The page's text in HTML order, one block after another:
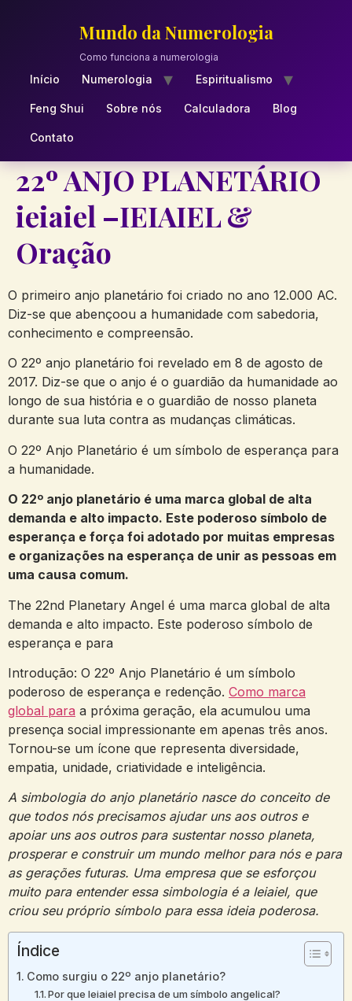
Mundo da Numerologia
Como funciona a numerologia
Início Numerologia Espiritualismo
Feng Shui Sobre nós Calculadora Blog
Contato
22º ANJO PLANETÁRIO
ieiaiel –IEIAIEL &
Oração
O primeiro anjo planetário foi criado no ano 12.000 AC.
Diz-se que abençoou a humanidade com sabedoria,
conhecimento e compreensão.
O 22º anjo planetário foi revelado em 8 de agosto de
2017. Diz-se que o anjo é o guardião da humanidade ao
longo de sua história e o guardião de nosso planeta
durante sua luta contra as mudanças climáticas.
O 22º Anjo Planetário é um símbolo de esperança para
a humanidade.
O 22º anjo planetário é uma marca global de alta
demanda e alto impacto. Este poderoso símbolo de
esperança e força foi adotado por muitas empresas
e organizações na esperança de unir as pessoas em
uma causa comum.
The 22nd Planetary Angel é uma marca global de alta
demanda e alto impacto. Este poderoso símbolo de
esperança e para
Introdução: O 22º Anjo Planetário é um símbolo
poderoso de esperança e redenção. Como marca
global para a próxima geração, ela acumulou uma
presença social impressionante em apenas três anos.
Tornou-se um ícone que representa diversidade,
empatia, unidade, criatividade e inteligência.
A simbologia do anjo planetário nasce do conceito de
que todos nós precisamos ajudar uns aos outros e
apoiar uns aos outros para sustentar nosso planeta,
prosperar e construir um mundo melhor para nós e para
as gerações futuras. Uma empresa que se esforçou
muito para entender essa simbologia é a Ieiaiel, que
criou seu próprio símbolo para essa ideia poderosa.
Índice
Como surgiu o 22º anjo planetário?
Por que Ieiaiel precisa de um símbolo angelical?